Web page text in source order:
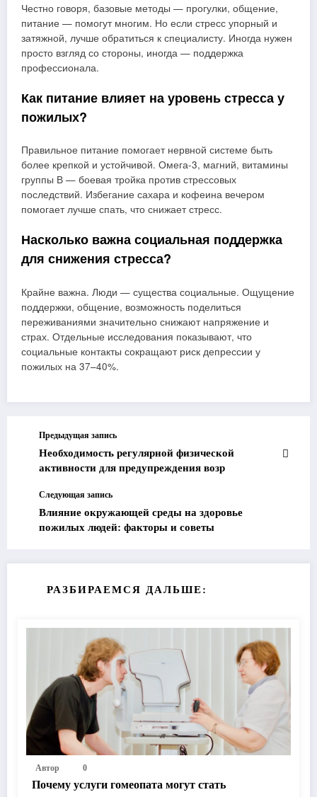
Честно говоря, базовые методы — прогулки, общение,
питание — помогут многим. Но если стресс упорный и
затяжной, лучше обратиться к специалисту. Иногда нужен
просто взгляд со стороны, иногда — поддержка
профессионала.
Как питание влияет на уровень стресса у
пожилых?
Правильное питание помогает нервной системе быть
более крепкой и устойчивой. Омега-3, магний, витамины
группы В — боевая тройка против стрессовых
последствий. Избегание сахара и кофеина вечером
помогает лучше спать, что снижает стресс.
Насколько важна социальная поддержка
для снижения стресса?
Крайне важна. Люди — существа социальные. Ощущение
поддержки, общение, возможность поделиться
переживаниями значительно снижают напряжение и
страх. Отдельные исследования показывают, что
социальные контакты сокращают риск депрессии у
пожилых на 37–40%.
Предыдущая запись
Необходимость регулярной физической
активности для предупреждения возр
Следующая запись
Влияние окружающей среды на здоровье
пожилых людей: факторы и советы
РАЗБИРАЕМСЯ ДАЛЬШЕ:
Автор 0
Почему услуги гомеопата могут стать